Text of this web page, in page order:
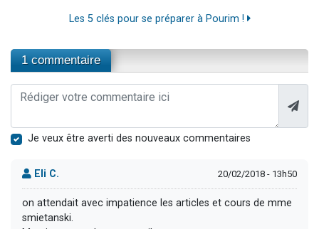
Les 5 clés pour se préparer à Pourim !
1 commentaire
Je veux être averti des nouveaux commentaires
Eli C. 20/02/2018 - 13h50
on attendait avec impatience les articles et cours de mme
smietanski.